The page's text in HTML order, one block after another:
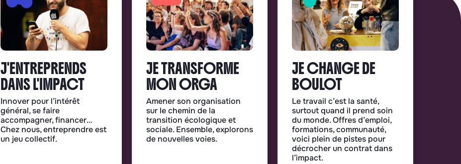
J'ENTREPRENDS
DANS L'IMPACT
Innover pour l’intérêt
général, se faire
accompagner, financer…
Chez nous, entreprendre est
un jeu collectif.
JE TRANSFORME
MON ORGA
Amener son organisation
sur le chemin de la
transition écologique et
sociale. Ensemble, explorons
de nouvelles voies.
JE CHANGE DE
BOULOT
Le travail c’est la santé,
surtout quand il prend soin
du monde. Offres d’emploi,
formations, communauté,
voici plein de pistes pour
décrocher un contrat dans
l’impact.